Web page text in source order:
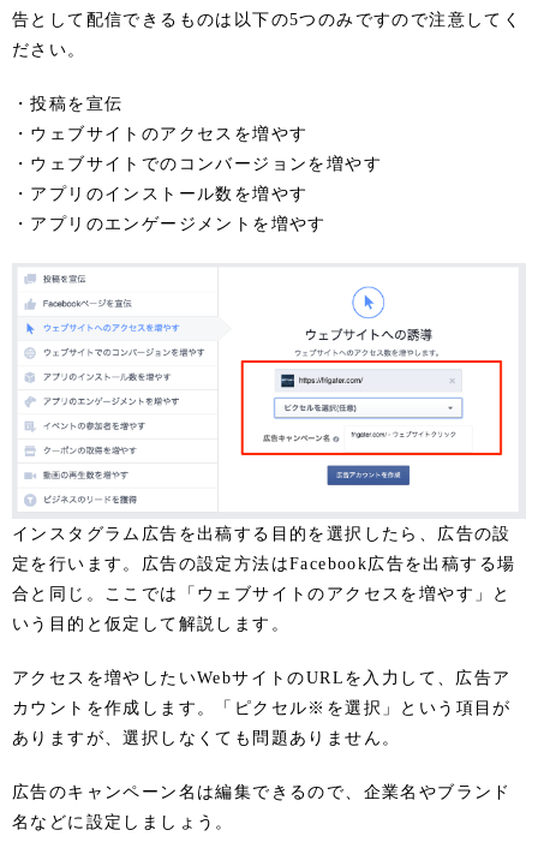
告として配信できるものは以下の5つのみですので注意してく
ださい。
・投稿を宣伝
・ウェブサイトのアクセスを増やす
・ウェブサイトでのコンバージョンを増やす
・アプリのインストール数を増やす
・アプリのエンゲージメントを増やす
インスタグラム広告を出稿する目的を選択したら、広告の設
定を行います。広告の設定方法はFacebook広告を出稿する場
合と同じ。ここでは「ウェブサイトのアクセスを増やす」と
いう目的と仮定して解説します。
アクセスを増やしたいWebサイトのURLを入力して、広告ア
カウントを作成します。「ピクセル※を選択」という項目が
ありますが、選択しなくても問題ありません。
広告のキャンペーン名は編集できるので、企業名やブランド
名などに設定しましょう。